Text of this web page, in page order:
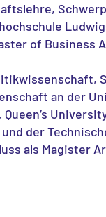
of Business
an der
und der
als Magister